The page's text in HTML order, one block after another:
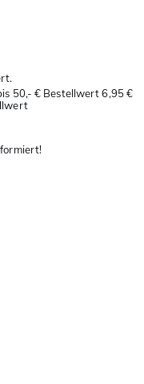
50,- € Bestellwert 6,95 €